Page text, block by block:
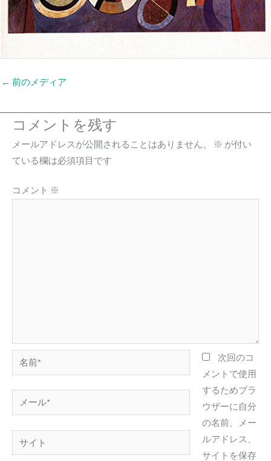
← 前のメディア
コメントを残す
メールアドレスが公開されることはありません。 ※ が付い
ている欄は必須項目です
コメント ※
前
*
ー
ル
イ
次回のコ
メントで使用
するためブラ
ウザーに自分
の名前、メー
ルアドレス、
サイトを保存